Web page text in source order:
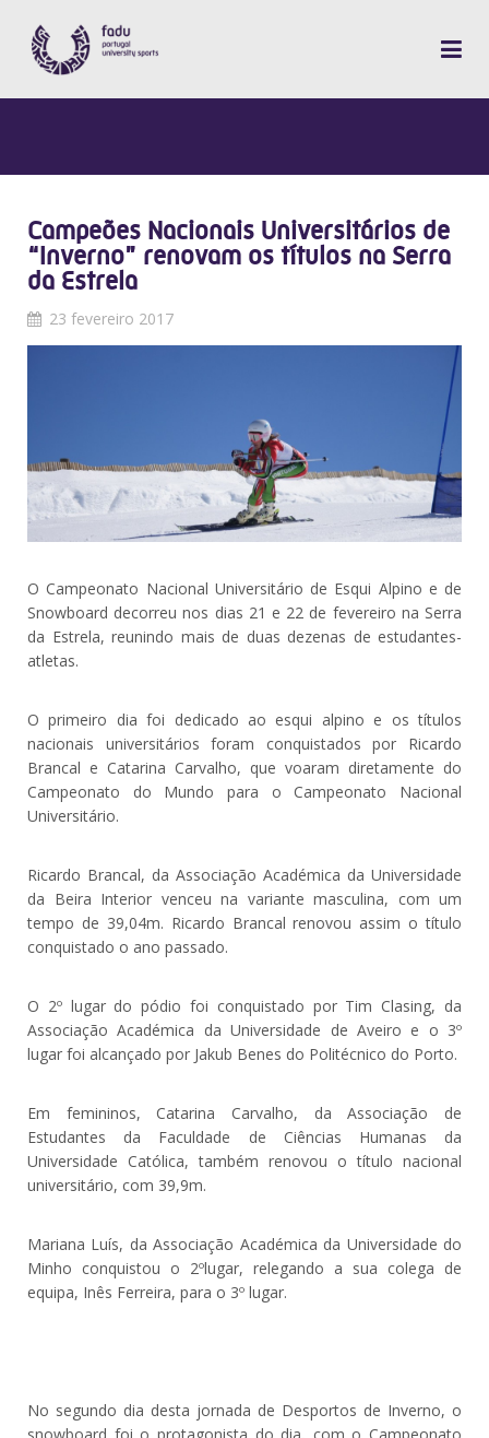
Campeões Nacionais Universitários de
“Inverno” renovam os títulos na Serra
da Estrela
23 fevereiro 2017
O Campeonato Nacional Universitário de Esqui Alpino e de
Snowboard decorreu nos dias 21 e 22 de fevereiro na Serra
da Estrela, reunindo mais de duas dezenas de estudantes-
atletas.
O primeiro dia foi dedicado ao esqui alpino e os títulos
nacionais universitários foram conquistados por Ricardo
Brancal e Catarina Carvalho, que voaram diretamente do
Campeonato do Mundo para o Campeonato Nacional
Universitário.
Ricardo Brancal, da Associação Académica da Universidade
da Beira Interior venceu na variante masculina, com um
tempo de 39,04m. Ricardo Brancal renovou assim o título
conquistado o ano passado.
O 2º lugar do pódio foi conquistado por Tim Clasing, da
Associação Académica da Universidade de Aveiro e o 3º
lugar foi alcançado por Jakub Benes do Politécnico do Porto.
Em femininos, Catarina Carvalho, da Associação de
Estudantes da Faculdade de Ciências Humanas da
Universidade Católica, também renovou o título nacional
universitário, com 39,9m.
Mariana Luís, da Associação Académica da Universidade do
Minho conquistou o 2ºlugar, relegando a sua colega de
equipa, Inês Ferreira, para o 3º lugar.
No segundo dia desta jornada de Desportos de Inverno, o